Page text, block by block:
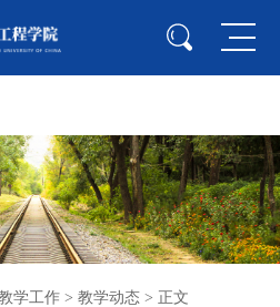
(集团·股份)有限公司-
学工作> 教学动态> 正文